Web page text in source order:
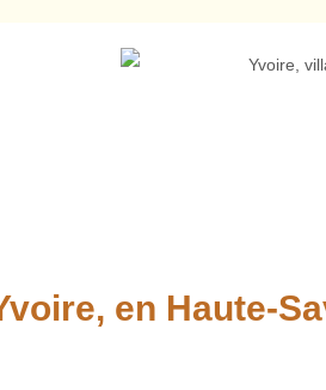
en Haute-